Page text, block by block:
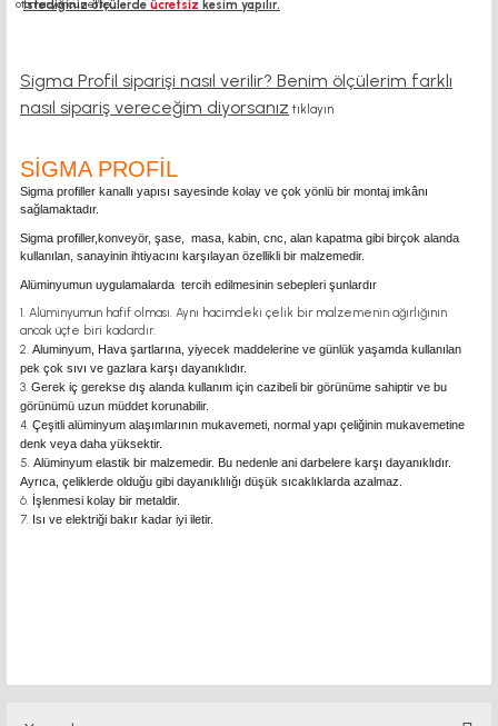
İstediğiniz ölçülerde ücretsiz kesim yapılır.
Sigma Profil siparişi nasıl verilir? Benim ölçülerim farklı
nasıl sipariş vereceğim diyorsanız tıklayın
SİGMA PROFİL
Sigma profiller kanallı yapısı sayesinde kolay ve çok yönlü bir montaj imkânı
sağlamaktadır.
Sigma profiller,konveyör, şase, masa, kabin, cnc, alan kapatma gibi birçok alanda
kullanılan, sanayinin ihtiyacını karşılayan özellikli bir malzemedir.
Alüminyumun uygulamalarda tercih edilmesinin sebepleri şunlardır
Alüminyumun hafif olması. Aynı hacimdeki çelik bir malzemenin ağırlığının
ancak üçte biri kadardır.
Aluminyum, Hava şartlarına, yiyecek maddelerine ve günlük yaşamda kullanılan
pek çok sıvı ve gazlara karşı dayanıklıdır.
Gerek iç gerekse dış alanda kullanım için cazibeli bir görünüme sahiptir ve bu
görünümü uzun müddet korunabilir.
Çeşitli alüminyum alaşımlarının mukavemeti, normal yapı çeliğinin mukavemetine
denk veya daha yüksektir.
Alüminyum elastik bir malzemedir. Bu nedenle ani darbelere karşı dayanıklıdır.
Ayrıca, çeliklerde olduğu gibi dayanıklılığı düşük sıcaklıklarda azalmaz.
İşlenmesi kolay bir metaldir.
Isı ve elektriği bakır kadar iyi iletir.